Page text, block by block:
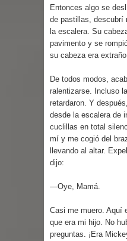
Entonces algo se
de pastillas, descubrí
la escalera. Su
pavimento y se
su cabeza era
De todos modos,
ralentizarse. Incluso
retardaron. Y
desde la escalera de
cuclillas en total
mí y me cogió del
llevando al altar.
dijo:
—Oye, Mamá.
Casi me muero. Aquí
que era mi hijo. No
preguntas. ¡Era